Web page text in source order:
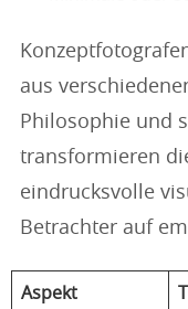
aus
Philosophie und
transformieren
eindrucksvolle
Betrachter auf
Aspekt